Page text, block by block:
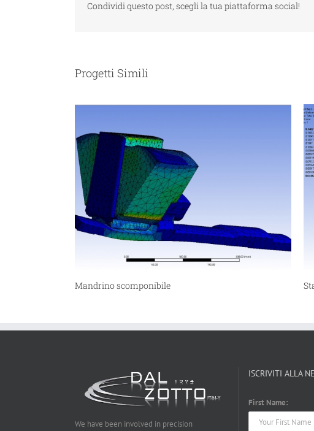
Condividi questo post, scegli la tua piattaforma social!
Progetti Simili
Mandrino scomponibile
We have been involved in precision
ISCRIVITI ALLA
First Name: